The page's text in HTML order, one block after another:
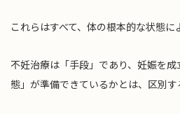
これらはすべて、体の根本的な状態に
不妊治療は「手段」であり、妊娠を
態」が準備できているかとは、区別す